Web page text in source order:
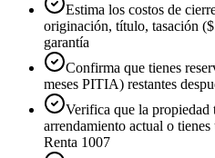
Estima los costos de
originación, título, tasación
garantía
Confirma que tienes
meses PITIA) restantes
Verifica que la propiedad
arrendamiento actual o
Renta 1007